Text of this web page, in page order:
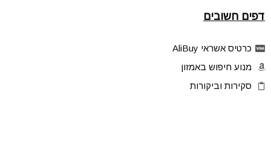
דפים חשובים
כרטיס אשראי AliBuy
מנוע חיפוש באמזון
סקירות וביקורות